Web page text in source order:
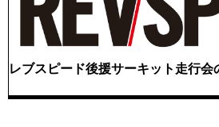
レブスピード後援サーキット走行会